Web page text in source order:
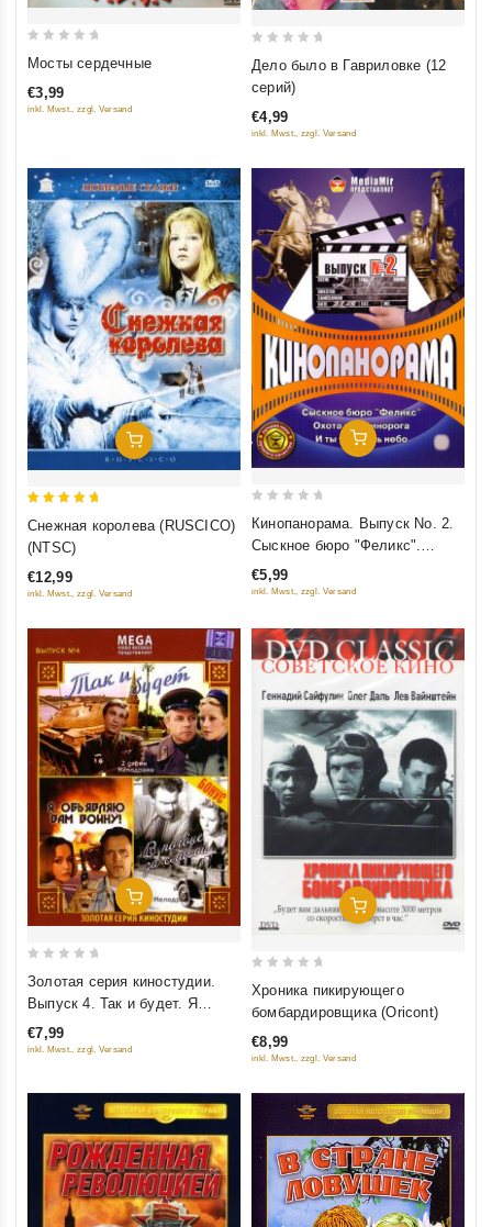
of
Мосты сердечные
€3,99
inkl. Mwst., zzgl. Versand
out
5
Дело было в Гавриловке (12
серий)
€4,99
inkl. Mwst., zzgl. Versand
Добавить В Корзину
Снежная королева (RUSCICO)
(NTSC)
€12,99
inkl. Mwst., zzgl. Versand
Добавить В Корзину
5
Кинопанорама. Выпуск No. 2.
Сыскное бюро "Феликс".
Охота на единорога. И ты
увидишь небо
€5,99
inkl. Mwst., zzgl. Versand
Добавить В Корзину
5
Золотая серия киностудии.
Выпуск 4. Так и будет. Я
объявляю вам войну. В погоне
за славой
€7,99
inkl. Mwst., zzgl. Versand
Добавить В Корзину
out
5
Хроника пикирующего
бомбардировщика (Oricont)
€8,99
inkl. Mwst., zzgl. Versand